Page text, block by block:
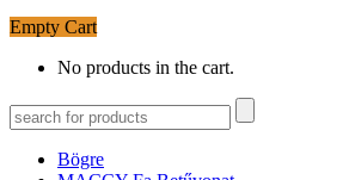
Empty Cart
No products in the cart.
Bögre